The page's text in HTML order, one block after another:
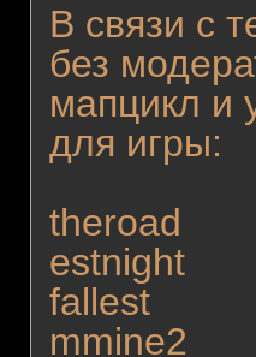
В связи с
без
мапцикл и
для игры:
theroad
estnight
fallest
mmine2